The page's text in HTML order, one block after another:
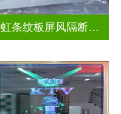
长虹条纹板屏风隔断装饰彩绘玻璃